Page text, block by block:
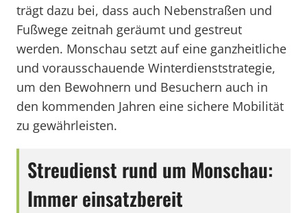
trägt dazu bei, dass auch Nebenstraßen und
Fußwege zeitnah geräumt und gestreut
werden. Monschau setzt auf eine ganzheitliche
und vorausschauende Winterdienststrategie,
um den Bewohnern und Besuchern auch in
den kommenden Jahren eine sichere Mobilität
zu gewährleisten.
Streudienst rund um Monschau:
Immer einsatzbereit